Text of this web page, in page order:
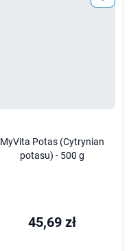
MyVita Potas (Cytrynian
potasu) - 500 g
45,69 zł